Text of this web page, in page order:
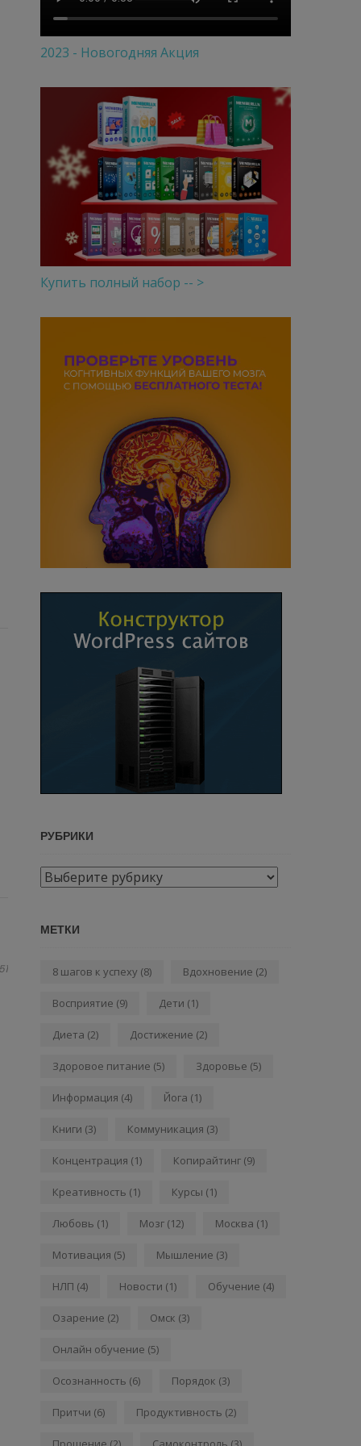
2023 - Новогодняя Акция
Купить полный набор -- >
РУБРИКИ
Рубрики
МЕТКИ
8 шагов к успеху (8) Вдохновение (2)
Восприятие (9) Дети (1)
Диета (2) Достижение (2)
Здоровое питание (5) Здоровье (5)
Информация (4) Йога (1)
Книги (3) Коммуникация (3)
Концентрация (1) Копирайтинг (9)
Креативность (1) Курсы (1)
Любовь (1) Мозг (12) Москва (1)
Мотивация (5) Мышление (3)
НЛП (4) Новости (1) Обучение (4)
Озарение (2) Омск (3)
Онлайн обучение (5)
Осознанность (6) Порядок (3)
Притчи (6) Продуктивность (2)